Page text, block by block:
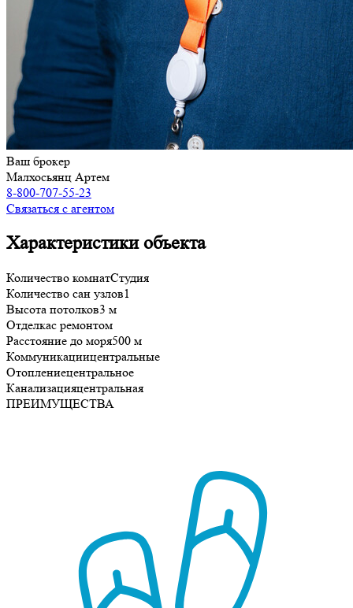
Ваш брокер
Малхосьянц Артем
8-800-707-55-23
Связаться с агентом
Характеристики объекта
Количество комнатСтудия
Количество сан узлов1
Высота потолков3 м
Отделкас ремонтом
Расстояние до моря500 м
Коммуникациицентральные
Отоплениецентральное
Канализацияцентральная
ПРЕИМУЩЕСТВА